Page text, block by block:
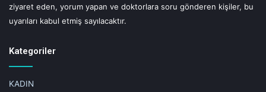
ziyaret eden, yorum yapan ve doktorlara soru gönderen kişiler, bu
uyarıları kabul etmiş sayılacaktır.
Kategoriler
KADIN